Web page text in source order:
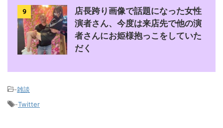
9
店長跨り画像で話題になった女性
演者さん、今度は来店先で他の演
者さんにお姫様抱っこをしていた
だく
-雑談
-Twitter